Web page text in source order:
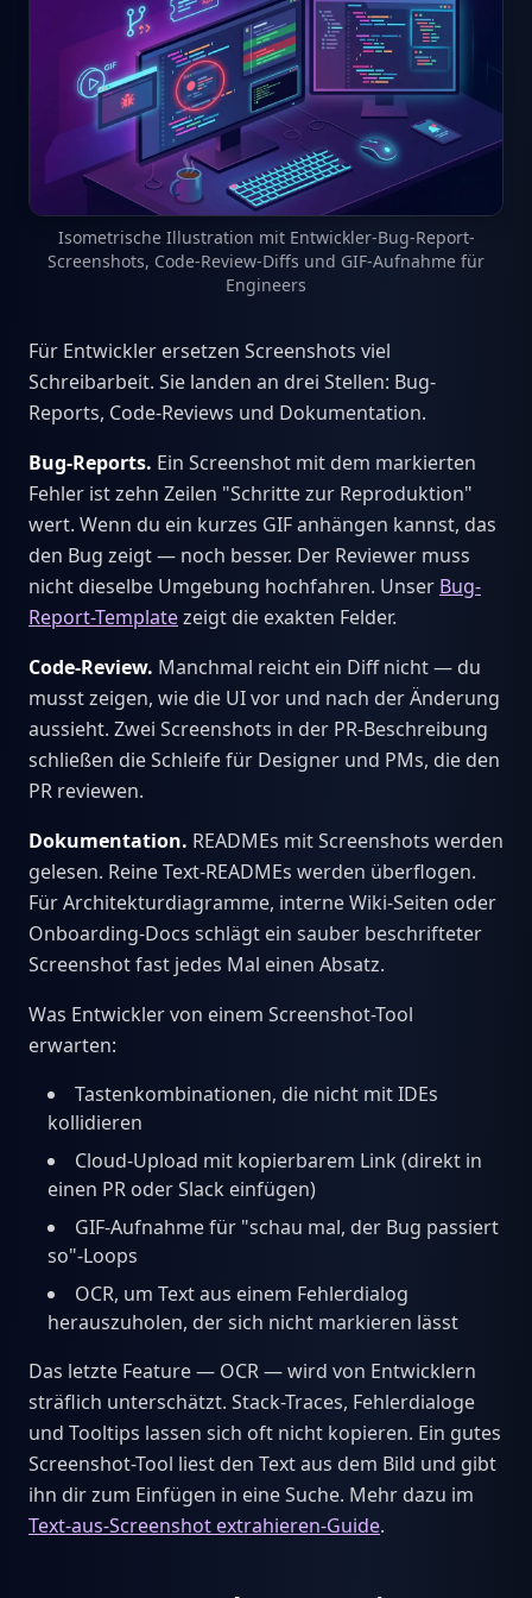
Isometrische Illustration mit Entwickler-Bug-Report-
Screenshots, Code-Review-Diffs und GIF-Aufnahme für
Engineers
Für Entwickler ersetzen Screenshots viel
Schreibarbeit. Sie landen an drei Stellen: Bug-
Reports, Code-Reviews und Dokumentation.
Bug-Reports. Ein Screenshot mit dem markierten
Fehler ist zehn Zeilen "Schritte zur Reproduktion"
wert. Wenn du ein kurzes GIF anhängen kannst, das
den Bug zeigt — noch besser. Der Reviewer muss
nicht dieselbe Umgebung hochfahren. Unser Bug-
Report-Templatezeigt die exakten Felder.
Code-Review. Manchmal reicht ein Diff nicht — du
musst zeigen, wie die UI vor und nach der Änderung
aussieht. Zwei Screenshots in der PR-Beschreibung
schließen die Schleife für Designer und PMs, die den
PR reviewen.
Dokumentation. READMEs mit Screenshots werden
gelesen. Reine Text-READMEs werden überflogen.
Für Architekturdiagramme, interne Wiki-Seiten oder
Onboarding-Docs schlägt ein sauber beschrifteter
Screenshot fast jedes Mal einen Absatz.
Was Entwickler von einem Screenshot-Tool
erwarten:
Tastenkombinationen, die nicht mit IDEs
kollidieren
Cloud-Upload mit kopierbarem Link (direkt in
einen PR oder Slack einfügen)
GIF-Aufnahme für "schau mal, der Bug passiert
so"-Loops
OCR, um Text aus einem Fehlerdialog
herauszuholen, der sich nicht markieren lässt
Das letzte Feature — OCR — wird von Entwicklern
sträflich unterschätzt. Stack-Traces, Fehlerdialoge
und Tooltips lassen sich oft nicht kopieren. Ein gutes
Screenshot-Tool liest den Text aus dem Bild und gibt
ihn dir zum Einfügen in eine Suche. Mehr dazu im
Text-aus-Screenshot extrahieren-Guide.